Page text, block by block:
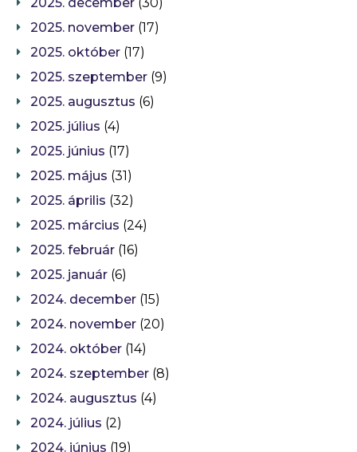
2025. november (17)
2025. október (17)
2025. szeptember (9)
2025. augusztus (6)
2025. július (4)
2025. június (17)
2025. május (31)
2025. április (32)
2025. március (24)
2025. február (16)
2025. január (6)
2024. december (15)
2024. november (20)
2024. október (14)
2024. szeptember (8)
2024. augusztus (4)
2024. július (2)
2024. június (19)